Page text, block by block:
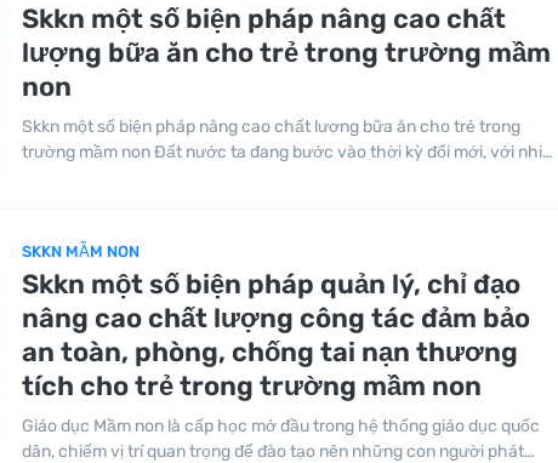
Skkn một số biện pháp nâng cao chất
lượng bữa ăn cho trẻ trong trường mầm
non
Skkn một số biện pháp nâng cao chất lượng bữa ăn cho trẻ trong
trường mầm non Đất nước ta đang bước vào thời kỳ đổi mới, với nhi…
SKKN MẦM NON
Skkn một số biện pháp quản lý, chỉ đạo
nâng cao chất lượng công tác đảm bảo
an toàn, phòng, chống tai nạn thương
tích cho trẻ trong trường mầm non
Giáo dục Mầm non là cấp học mở đầu trong hệ thống giáo dục quốc
dân, chiếm vị trí quan trọng để đào tạo nên những con người phát…